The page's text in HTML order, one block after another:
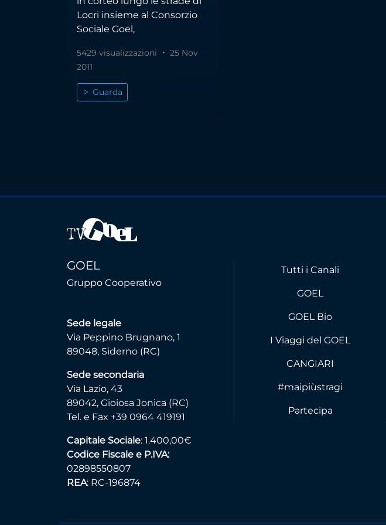
Locri insieme al Consorzio
Sociale Goel,
5429 visualizzazioni
25 Nov
2011
Guarda
GOEL
Gruppo Cooperativo
Sede legale
Via Peppino Brugnano, 1
89048, Siderno (RC)
Sede secondaria
Via Lazio, 43
89042, Gioiosa Jonica (RC)
Tel. e Fax +39 0964 419191
Capitale Sociale: 1.400,00€
Codice Fiscale e P.IVA:
02898550807
REA: RC-196874
Tutti i Canali
GOEL
GOEL Bio
I Viaggi del GOEL
CANGIARI
#maipiùstragi
Partecipa